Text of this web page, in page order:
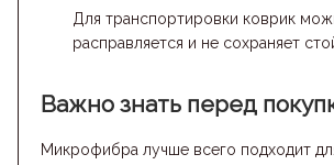
Для транспортировки коврик
расправляется и не сохраняет
Важно знать перед
Микрофибра лучше всего подходит